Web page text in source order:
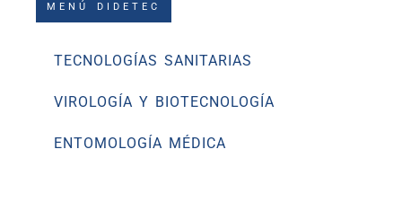
MENÚ DIDETEC
TECNOLOGÍAS SANITARIAS
VIROLOGÍA Y BIOTECNOLOGÍA
ENTOMOLOGÍA MÉDICA